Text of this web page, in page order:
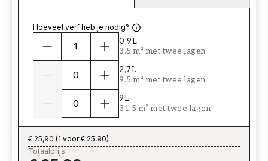
Hoeveel verf heb je nodig?
0,9L
3.5 m² met twee lagen
2,7L
9.5 m² met twee lagen
9L
31.5 m² met twee lagen
€ 25,90 (1 voor € 25,90)
Totaalprijs